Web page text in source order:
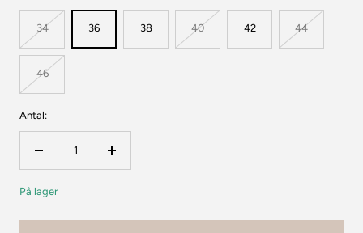
34 36 38 40 42 44
46
Antal:
Reducer
Forøg
På lager